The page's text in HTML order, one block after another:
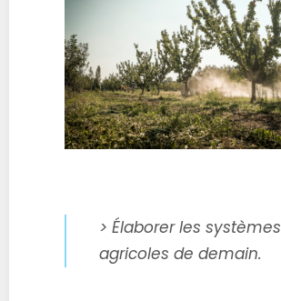
> Élaborer les systèmes
agricoles de demain.